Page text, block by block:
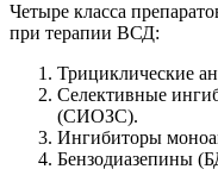
Четыре класса
при терапии ВСД:
Трициклические
Селективные
(СИОЗС).
Ингибиторы
Бензодиазепины